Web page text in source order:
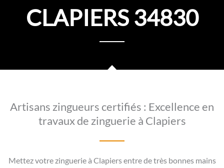
CLAPIERS 34830
Artisans zingueurs certifiés : Excellence en
travaux de zinguerie à Clapiers
Mettez votre zinguerie à Clapiers entre de très bonnes mains